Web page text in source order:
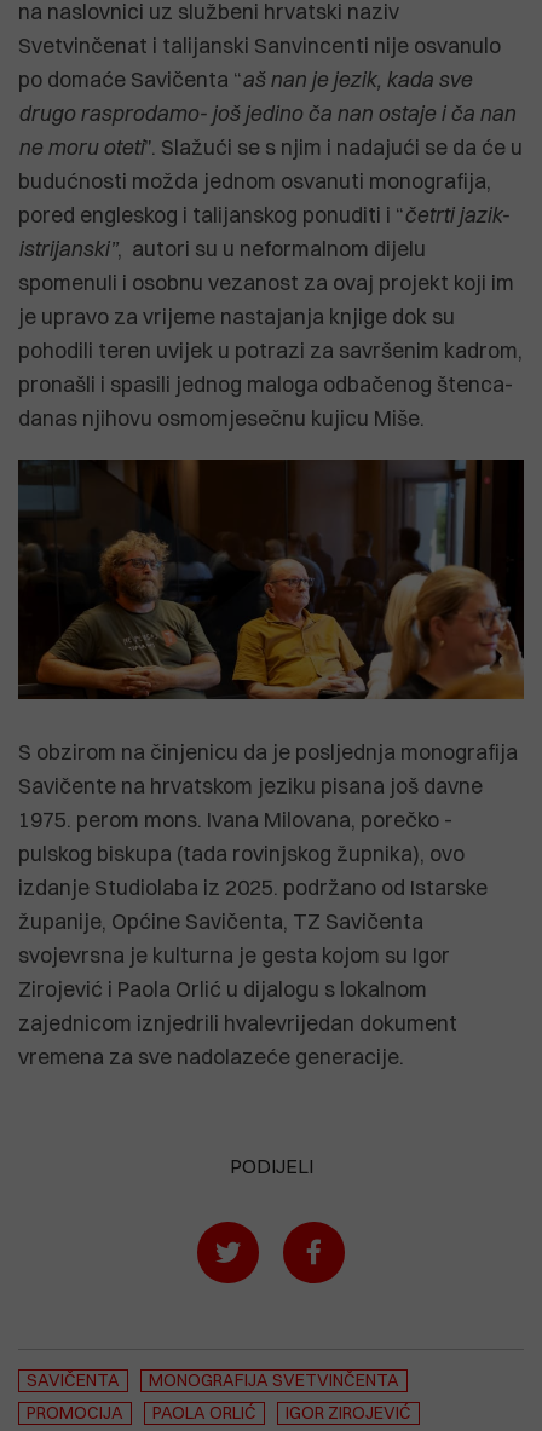
na naslovnici uz službeni hrvatski naziv
Svetvinčenat i talijanski Sanvincenti nije osvanulo
po domaće Savičenta “aš nan je jezik, kada sve
drugo rasprodamo- još jedino ča nan ostaje i ča nan
ne moru oteti”. Slažući se s njim i nadajući se da će u
budućnosti možda jednom osvanuti monografija,
pored engleskog i talijanskog ponuditi i “četrti jazik-
istrijanski”, autori su u neformalnom dijelu
spomenuli i osobnu vezanost za ovaj projekt koji im
je upravo za vrijeme nastajanja knjige dok su
pohodili teren uvijek u potrazi za savršenim kadrom,
pronašli i spasili jednog maloga odbačenog štenca-
danas njihovu osmomjesečnu kujicu Miše.
S obzirom na činjenicu da je posljednja monografija
Savičente na hrvatskom jeziku pisana još davne
1975. perom mons. Ivana Milovana, porečko -
pulskog biskupa (tada rovinjskog župnika), ovo
izdanje Studiolaba iz 2025. podržano od Istarske
županije, Općine Savičenta, TZ Savičenta
svojevrsna je kulturna je gesta kojom su Igor
Zirojević i Paola Orlić u dijalogu s lokalnom
zajednicom iznjedrili hvalevrijedan dokument
vremena za sve nadolazeće generacije.
PODIJELI
SAVIČENTA
MONOGRAFIJA SVETVINČENTA
PROMOCIJA
PAOLA ORLIĆ
IGOR ZIROJEVIĆ